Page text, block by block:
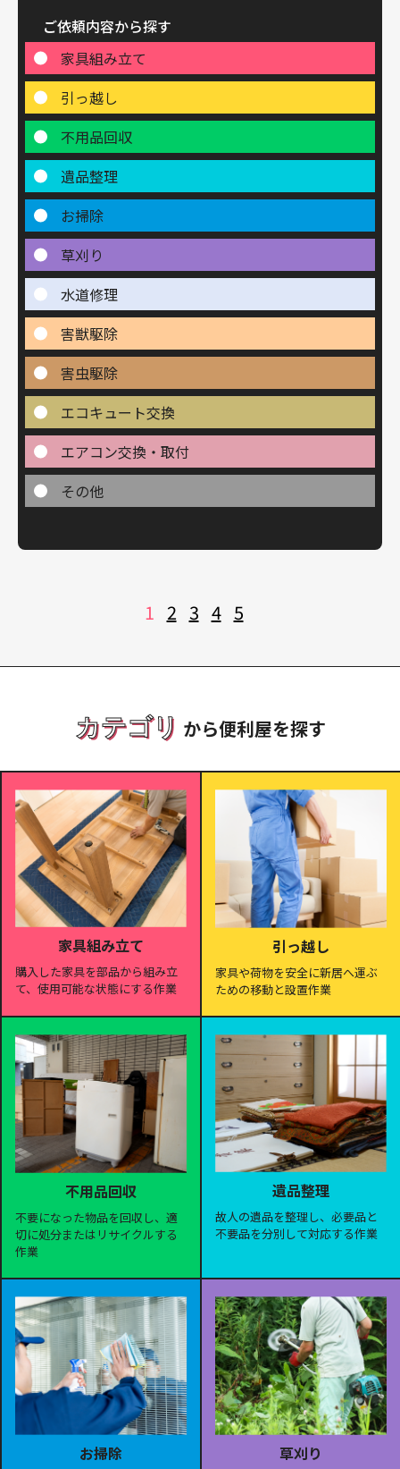
ご依頼内容から探す
家具組み立て
引っ越し
不用品回収
遺品整理
お掃除
草刈り
水道修理
害獣駆除
害虫駆除
エコキュート交換
エアコン交換・取付
その他
ー
1 2 3 4 5
カテゴリ から便利屋を探す
家具組み立て
購入した家具を部品から組み立
て、使用可能な状態にする作業
引っ越し
家具や荷物を安全に新居へ運ぶ
ための移動と設置作業
不用品回収
不要になった物品を回収し、適
切に処分またはリサイクルする
作業
遺品整理
故人の遺品を整理し、必要品と
不要品を分別して対応する作業
お掃除 草刈り